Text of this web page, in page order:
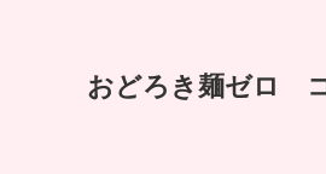
おどろき麺ゼロ